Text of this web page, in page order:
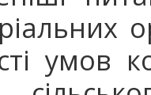
умов